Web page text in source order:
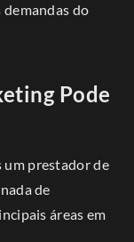
demandas do
Pode
um prestador de
de
áreas em